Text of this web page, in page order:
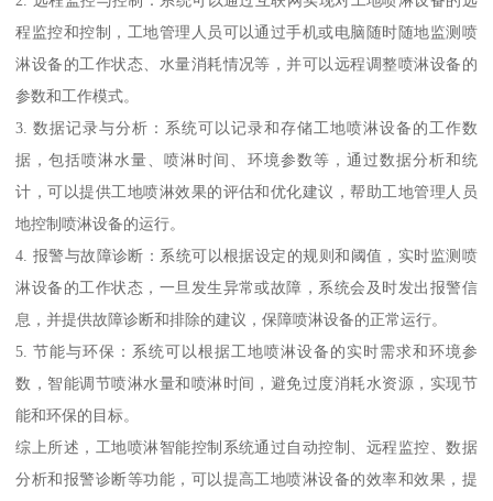
程监控和控制，工地管理人员可以通过手机或电脑随时随地监测喷
淋设备的工作状态、水量消耗情况等，并可以远程调整喷淋设备的
参数和工作模式。
3. 数据记录与分析：系统可以记录和存储工地喷淋设备的工作数
据，包括喷淋水量、喷淋时间、环境参数等，通过数据分析和统
计，可以提供工地喷淋效果的评估和优化建议，帮助工地管理人员
地控制喷淋设备的运行。
4. 报警与故障诊断：系统可以根据设定的规则和阈值，实时监测喷
淋设备的工作状态，一旦发生异常或故障，系统会及时发出报警信
息，并提供故障诊断和排除的建议，保障喷淋设备的正常运行。
5. 节能与环保：系统可以根据工地喷淋设备的实时需求和环境参
数，智能调节喷淋水量和喷淋时间，避免过度消耗水资源，实现节
能和环保的目标。
综上所述，工地喷淋智能控制系统通过自动控制、远程监控、数据
分析和报警诊断等功能，可以提高工地喷淋设备的效率和效果，提